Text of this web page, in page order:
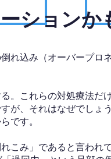
ションか
れ込み（オーバープロ
。これらの対処療法だ
が、それはなぜでしょ
です。
こみ」であると言われて